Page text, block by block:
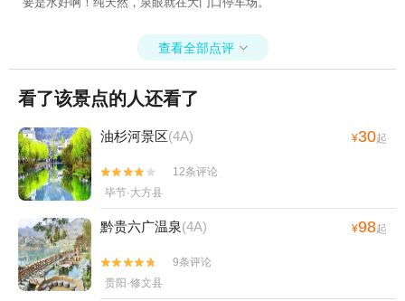
查看全部点评 
看了该景点的人还看了
油杉河景区(4A) ¥30起


12条评论
毕节·大方县
黔贵六广温泉(4A) ¥98起


9条评论
贵阳·修文县